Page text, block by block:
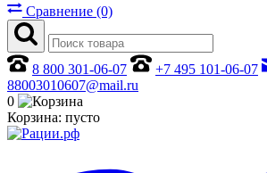
Сравнение (0)
8 800 301-06-07
+7 495 101-06-07
88003010607@mail.ru
0
Корзина: пусто